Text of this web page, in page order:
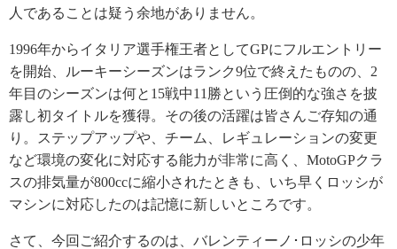
人であることは疑う余地がありません。
1996年からイタリア選手権王者としてGPにフルエントリー
を開始、ルーキーシーズンはランク9位で終えたものの、2
年目のシーズンは何と15戦中11勝という圧倒的な強さを披
露し初タイトルを獲得。その後の活躍は皆さんご存知の通
り。ステップアップや、チーム、レギュレーションの変更
など環境の変化に対応する能力が非常に高く、MotoGPクラ
スの排気量が800ccに縮小されたときも、いち早くロッシが
マシンに対応したのは記憶に新しいところです。
さて、今回ご紹介するのは、バレンティーノ･ロッシの少年